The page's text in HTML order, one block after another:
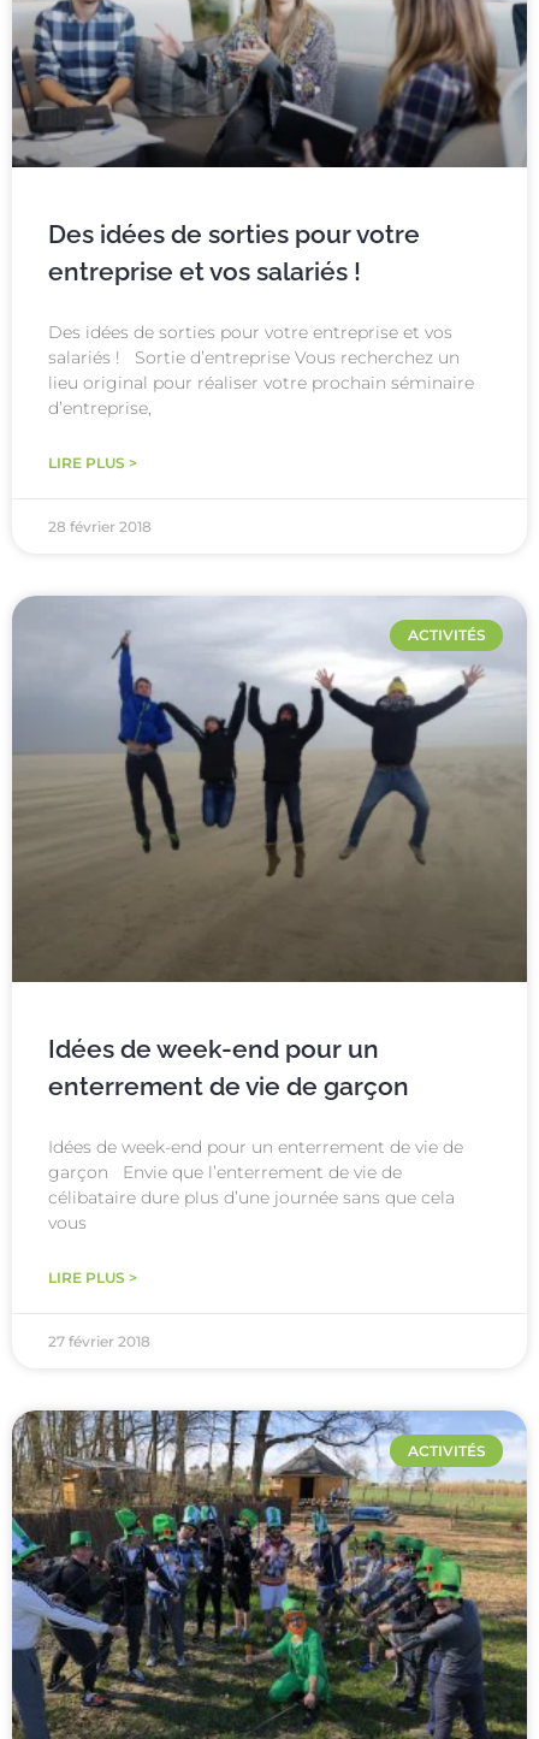
Des idées de sorties pour votre
entreprise et vos salariés !
Des idées de sorties pour votre entreprise et vos
salariés ! Sortie d’entreprise Vous recherchez un
lieu original pour réaliser votre prochain séminaire
d’entreprise,
LIRE PLUS >
28 février 2018
ACTIVITÉS
Idées de week-end pour un
enterrement de vie de garçon
Idées de week-end pour un enterrement de vie de
garçon Envie que l’enterrement de vie de
célibataire dure plus d’une journée sans que cela
vous
LIRE PLUS >
27 février 2018
ACTIVITÉS